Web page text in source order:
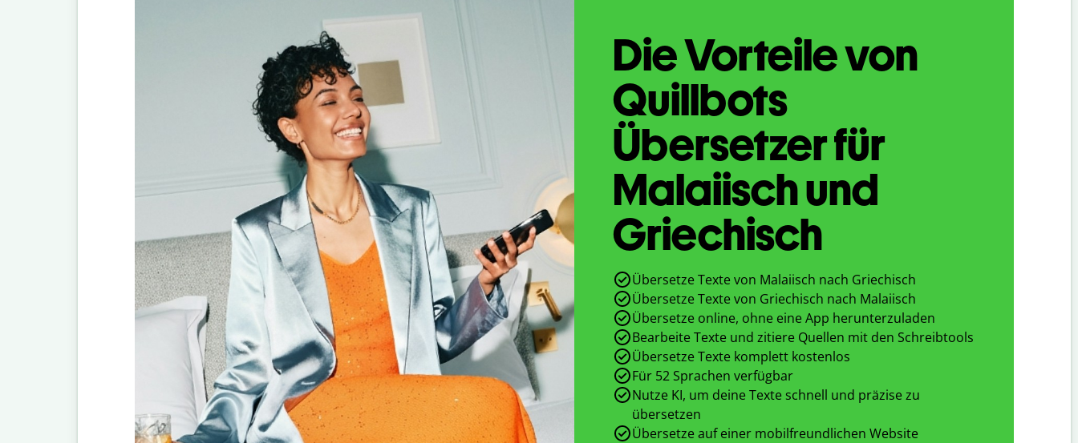
Die Vorteile von
Quillbots
Übersetzer für
Malaiisch und
Griechisch
Übersetze Texte von Malaiisch nach Griechisch
Übersetze Texte von Griechisch nach Malaiisch
Übersetze online, ohne eine App herunterzuladen
Bearbeite Texte und zitiere Quellen mit den Schreibtools
Übersetze Texte komplett kostenlos
Für 52 Sprachen verfügbar
Nutze KI, um deine Texte schnell und präzise zu
übersetzen
Übersetze auf einer mobilfreundlichen Website